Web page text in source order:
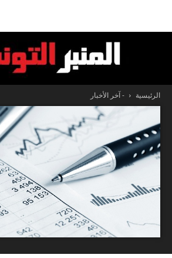
المنبر
التونسي
الرئيسية - آخر الأخبار